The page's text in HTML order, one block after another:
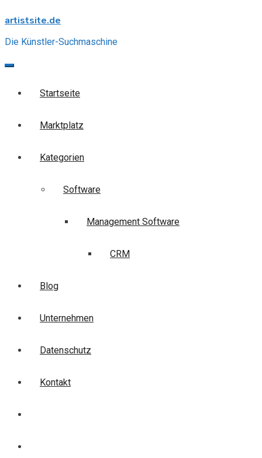
to
artistsite.de
Die Künstler-Suchmaschine
Startseite
Marktplatz
Kategorien
Software
Management Software
CRM
Blog
Unternehmen
Datenschutz
Kontakt